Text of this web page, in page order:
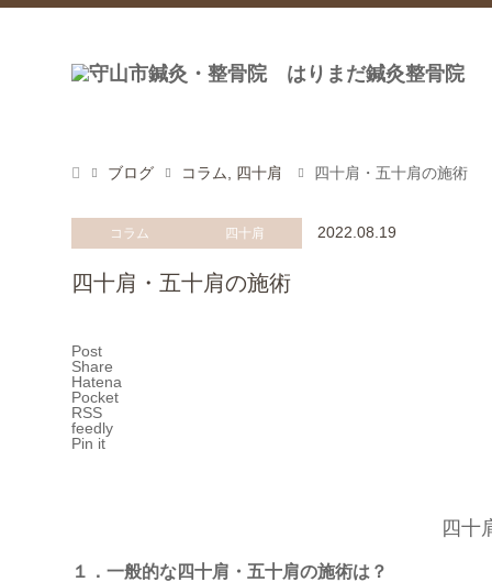
ブログ コラム, 四十肩 四十肩・五十肩の施術
コラム 四十肩 2022.08.19
四十肩・五十肩の施術
Post
Share
Hatena
Pocket
RSS
feedly
Pin it
四十
１．一般的な四十肩・五十肩の施術は？